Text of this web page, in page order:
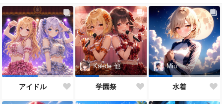
アイドル
Kaede 他
学園祭
Miu
水着